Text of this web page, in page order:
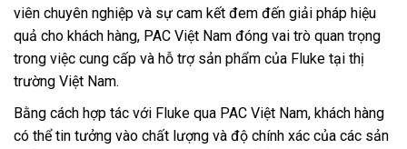
viên chuyên nghiệp và sự cam kết đem đến giải pháp hiệu
quả cho khách hàng, PAC Việt Nam đóng vai trò quan trọng
trong việc cung cấp và hỗ trợ sản phẩm của Fluke tại thị
trường Việt Nam.
Bằng cách hợp tác với Fluke qua PAC Việt Nam, khách hàng
có thể tin tưởng vào chất lượng và độ chính xác của các sản